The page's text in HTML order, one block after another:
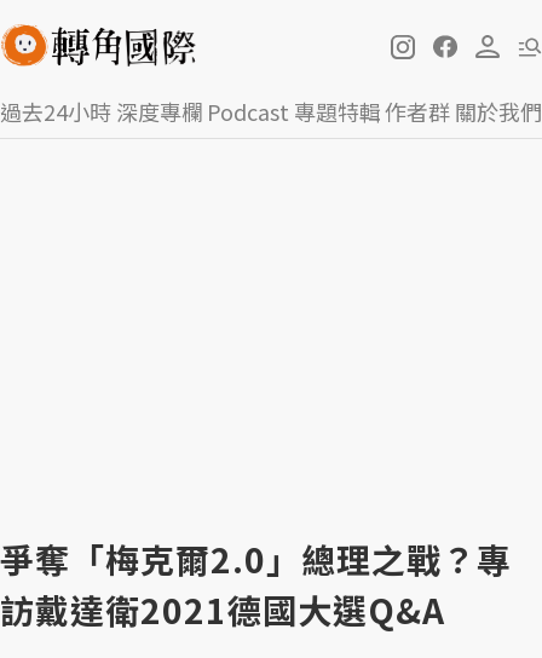
過去24小時深度專欄 Podcast 專題特輯作者群關於我們
爭奪「梅克爾2.0」總理之戰？專
訪戴達衛2021德國大選Q&A